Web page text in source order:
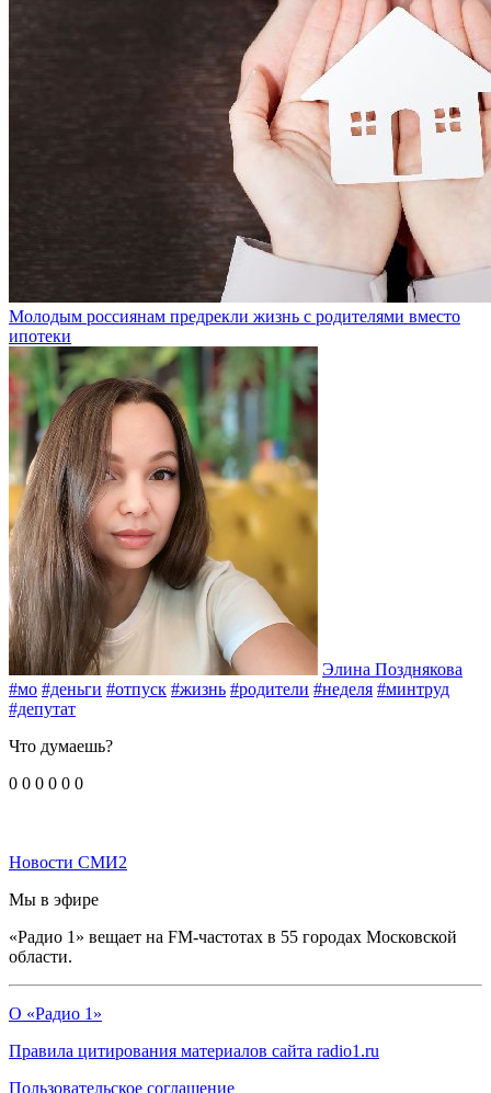
Молодым россиянам предрекли жизнь с родителями вместо
ипотеки
Элина Позднякова
#мо #деньги #отпуск #жизнь #родители #неделя #минтруд
#депутат
Что думаешь?
0 0 0 0 0 0
Новости СМИ2
Мы в эфире
«Радио 1» вещает на FM-частотах в 55 городах Московской
области.
О «Радио 1»
Правила цитирования материалов сайта radio1.ru
Пользовательское соглашение